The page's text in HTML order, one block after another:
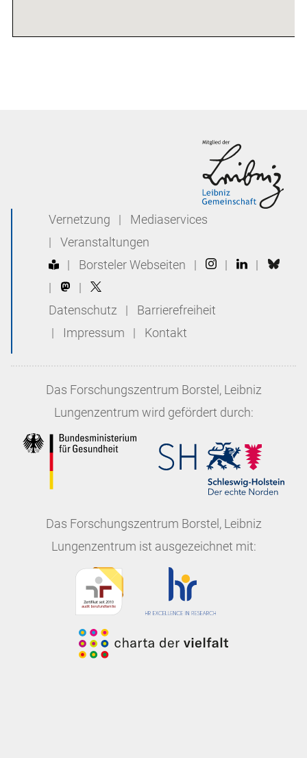
Vernetzung |
Mediaservices
|
Veranstaltungen
|
Borsteler Webseiten | |
|
|
|
Datenschutz |
Barrierefreiheit
|
Impressum | Kontakt
Das Forschungszentrum Borstel, Leibniz
Lungenzentrum wird gefördert durch:
Das Forschungszentrum Borstel, Leibniz
Lungenzentrum ist ausgezeichnet mit: